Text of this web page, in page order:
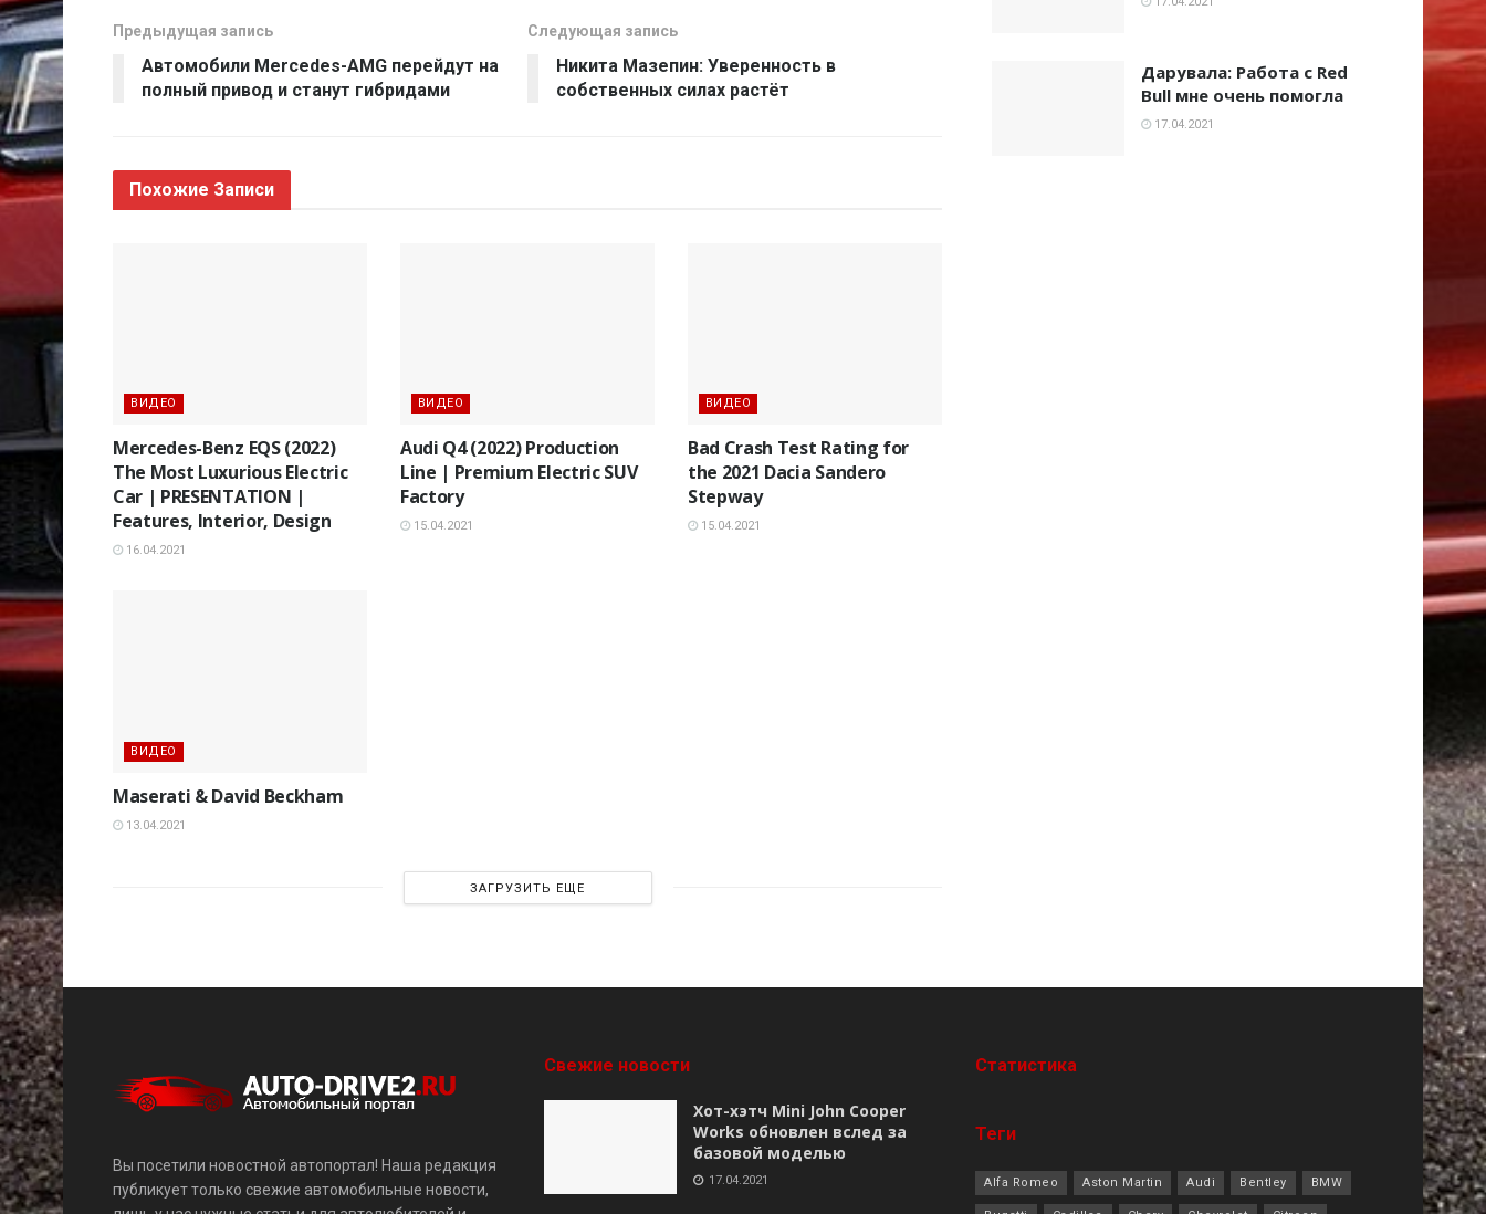
Предыдущая запись
Автомобили Mercedes-AMG перейдут на
полный привод и станут гибридами
Следующая запись
Никита Мазепин: Уверенность в
собственных силах растёт
Похожие Записи
ВИДЕО
Mercedes-Benz EQS (2022)
The Most Luxurious Electric
Car | PRESENTATION |
Features, Interior, Design
16.04.2021
ВИДЕО
Audi Q4 (2022) Production
Line | Premium Electric SUV
Factory
15.04.2021
ВИДЕО
Bad Crash Test Rating for
the 2021 Dacia Sandero
Stepway
15.04.2021
ВИДЕО
Maserati & David Beckham
13.04.2021
ЗАГРУЗИТЬ ЕЩЕ
Дарувала: Работа с Red
Bull мне очень помогла
17.04.2021
Вы посетили новостной автопортал! Наша редакция
публикует только свежие автомобильные новости,
Свежие новости
Хот-хэтч Mini John Cooper
Works обновлен вслед за
базовой моделью
17.04.2021
Cтатистика
Теги
Alfa Romeo Aston Martin Audi Bentley BMW